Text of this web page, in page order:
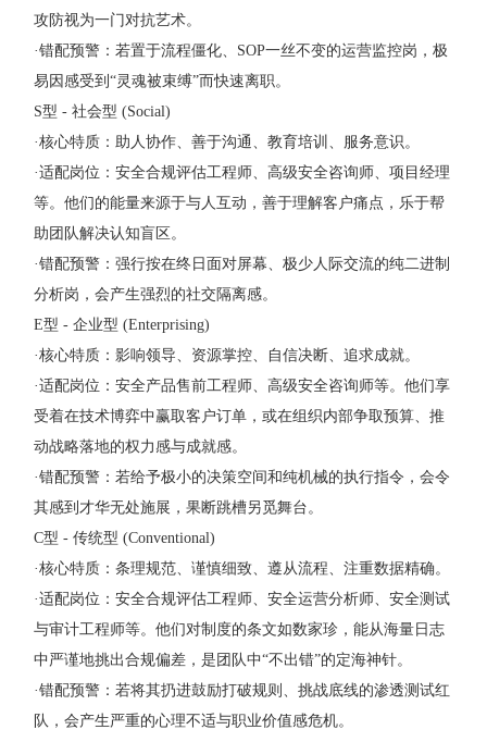
攻防视为一门对抗艺术。
·错配预警：若置于流程僵化、SOP一丝不变的运营监控岗，极
易因感受到“灵魂被束缚”而快速离职。
S型 - 社会型 (Social)
·核心特质：助人协作、善于沟通、教育培训、服务意识。
·适配岗位：安全合规评估工程师、高级安全咨询师、项目经理
等。他们的能量来源于与人互动，善于理解客户痛点，乐于帮
助团队解决认知盲区。
·错配预警：强行按在终日面对屏幕、极少人际交流的纯二进制
分析岗，会产生强烈的社交隔离感。
E型 - 企业型 (Enterprising)
·核心特质：影响领导、资源掌控、自信决断、追求成就。
·适配岗位：安全产品售前工程师、高级安全咨询师等。他们享
受着在技术博弈中赢取客户订单，或在组织内部争取预算、推
动战略落地的权力感与成就感。
·错配预警：若给予极小的决策空间和纯机械的执行指令，会令
其感到才华无处施展，果断跳槽另觅舞台。
C型 - 传统型 (Conventional)
·核心特质：条理规范、谨慎细致、遵从流程、注重数据精确。
·适配岗位：安全合规评估工程师、安全运营分析师、安全测试
与审计工程师等。他们对制度的条文如数家珍，能从海量日志
中严谨地挑出合规偏差，是团队中“不出错”的定海神针。
·错配预警：若将其扔进鼓励打破规则、挑战底线的渗透测试红
队，会产生严重的心理不适与职业价值感危机。